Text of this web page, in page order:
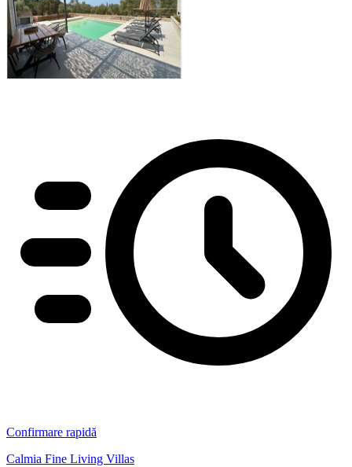
Confirmare rapidă
Calmia Fine Living Villas